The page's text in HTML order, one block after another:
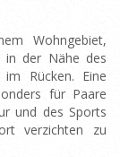
Wohngebiet,
in der Nähe des
Rücken. Eine
für Paare
und des Sports
verzichten zu